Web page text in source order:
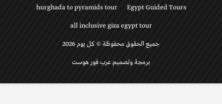
Egypt Guided Tours
hurghada to pyramids tour
all inclusive giza egypt tour
جميع الحقوق محفوظة © كل يوم 2026
برمجة وتصميم عرب فور هوست